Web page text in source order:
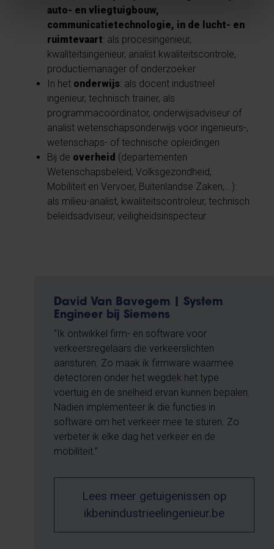
auto- en vliegtuigbouw,
communicatietechnologie, in de lucht- en
ruimtevaart: als procesingenieur,
kwaliteitsingenieur, analist kwaliteitscontrole,
productiemanager of onderzoeker
In het onderwijs: als docent industrieel
ingenieur, technisch trainer, als
programmacoördinator, onderwijsadviseur of
analist wetenschapsonderwijs voor ingenieurs-,
wetenschaps- of technische opleidingen
Bij de overheid (departementen
Wetenschapsbeleid, Volksgezondheid,
Mobiliteit en Vervoer, Buitenlandse Zaken,...):
als milieu-analist, kwaliteitscontroleur, technisch
beleidsadviseur, veiligheidsinspecteur
David Van Bavegem | System
Engineer bij Siemens
“Ik ontwikkel firm- en software voor
verkeersregelaars die verkeerslichten
aansturen. Zo maak ik firmware waarmee
detectoren onder het wegdek het type
voertuig en de snelheid ervan kunnen bepalen.
Nadien implementeer ik die functies in
software om het verkeer mee te sturen. Zo
verbeter ik elke dag het verkeer en de
mobiliteit.”
Lees meer getuigenissen op
ikbenindustrieelingenieur.be